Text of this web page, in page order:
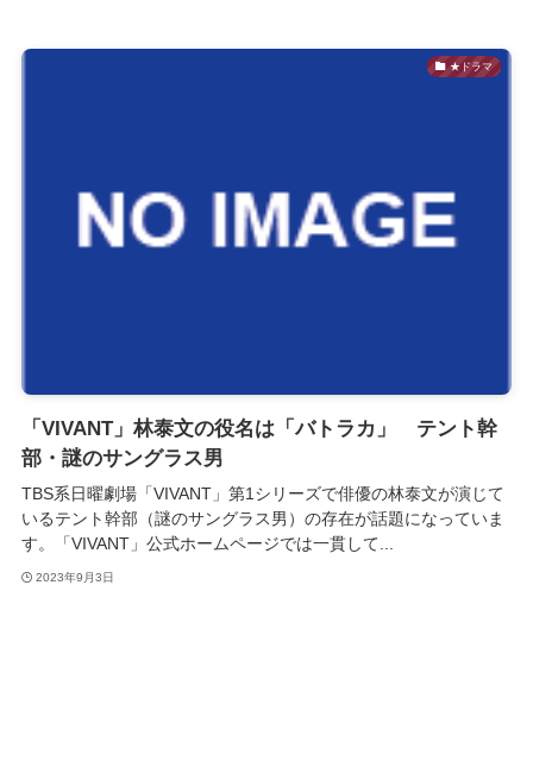
★ドラマ
「VIVANT」林泰文の役名は「バトラカ」 テント幹
部・謎のサングラス男
TBS系日曜劇場「VIVANT」第1シリーズで俳優の林泰文が演じて
いるテント幹部（謎のサングラス男）の存在が話題になっていま
す。「VIVANT」公式ホームページでは一貫して...
2023年9月3日